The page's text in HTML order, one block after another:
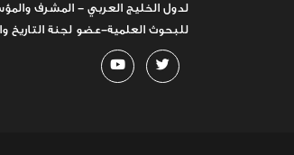
لدول الخليج العربي - المشرف
للبحوث العلمية-عضو لجنة التاريخ